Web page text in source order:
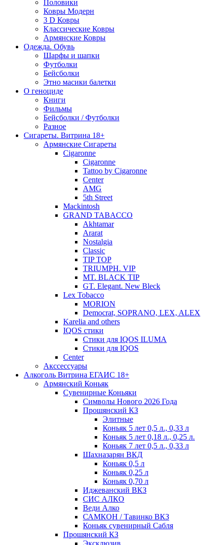
Половики
Ковры Модерн
3 D Ковры
Классические Ковры
Армянские Ковры
Одежда. Обувь
Шарфы и шапки
Футболки
Бейсболки
Этно масики балетки
О геноциде
Книги
Фильмы
Бейсболки / Футболки
Разное
Сигареты. Витрина 18+
Армянские Сигареты
Cigaronne
Cigaronne
Tattoo by Cigaronne
Center
AMG
5th Street
Mackintosh
GRAND TABACCO
Akhtamar
Ararat
Nostalgia
Classic
TIP TOP
TRIUMPH. VIP
MT. BLACK TIP
GT. Elegant. New Bleck
Lex Tobacco
MORION
Democrat, SOPRANO, LEX, ALEX
Karelia and others
IQOS стики
Стики для IQOS ILUMA
Стики для IQOS
Сenter
Акссессуары
Алкоголь Витрина ЕГАИС 18+
Армянский Коньяк
Сувенирные Коньяки
Символы Нового 2026 Года
Прошянский КЗ
Элитные
Коньяк 5 лет 0,5 л., 0,33 л
Коньяк 5 лет 0,18 л., 0,25 л.
Коньяк 7 лет 0,5 л., 0,33 л
Шахназарян ВКД
Коньяк 0,5 л
Коньяк 0,25 л
Коньяк 0,70 л
Иджеванский ВКЗ
СИС АЛКО
Веди Алко
САМКОН / Тавинко ВКЗ
Коньяк сувенирный Сабля
Прошянский КЗ
Эксклюзив